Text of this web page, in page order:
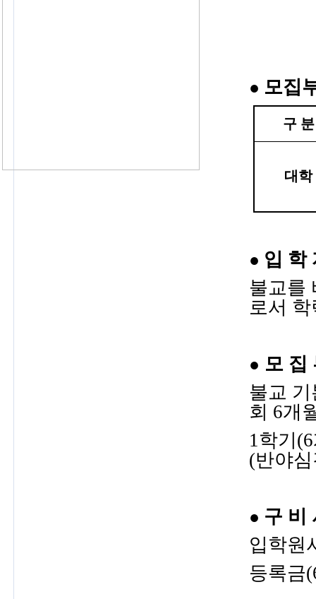
● 모집
구 분
대학
● 입 학
불교를
로서
● 모 집
불교
회 6개
1학기
(반야
● 구 비
입학원
등록금